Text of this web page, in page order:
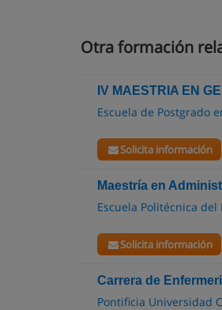
Otra formación
IV MAESTRIA EN
Escuela de Postgrado
Solicita información
Maestría en
Escuela Politécnica del
Solicita información
Carrera de
Pontificia Universidad